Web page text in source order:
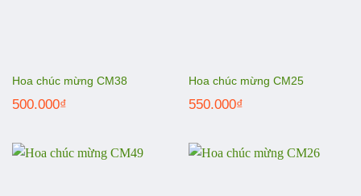
Hoa chúc mừng CM38
500.000₫
Hoa chúc mừng CM25
550.000₫